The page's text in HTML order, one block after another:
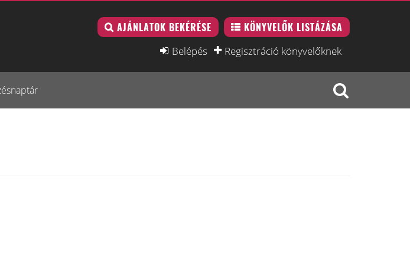
AJÁNLATOK BEKÉRÉSE KÖNYVELŐK LISTÁZÁSA
Belépés Regisztráció könyvelőknek